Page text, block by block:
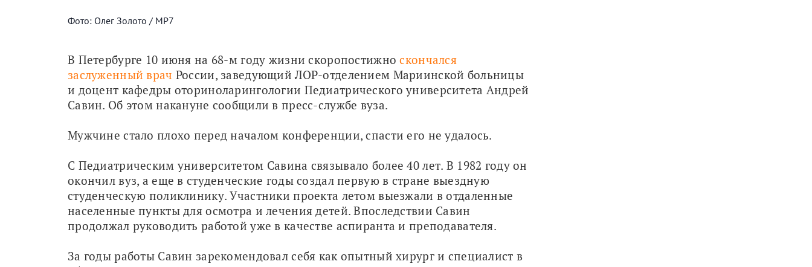
Фото: Олег Золото / МР7
В Петербурге 10 июня на 68-м году жизни скоропостижно скончался
заслуженный врач России, заведующий ЛОР-отделением Мариинской больницы
и доцент кафедры оториноларингологии Педиатрического университета Андрей
Савин. Об этом накануне сообщили в пресс-службе вуза.
Мужчине стало плохо перед началом конференции, спасти его не удалось.
С Педиатрическим университетом Савина связывало более 40 лет. В 1982 году он
окончил вуз, а еще в студенческие годы создал первую в стране выездную
студенческую поликлинику. Участники проекта летом выезжали в отдаленные
населенные пункты для осмотра и лечения детей. Впоследствии Савин
продолжал руководить работой уже в качестве аспиранта и преподавателя.
За годы работы Савин зарекомендовал себя как опытный хирург и специалист в